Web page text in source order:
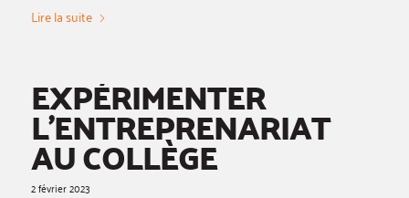
Lire la suite
EXPÉRIMENTER
L’ENTREPRENARIAT
AU COLLÈGE
2 février 2023